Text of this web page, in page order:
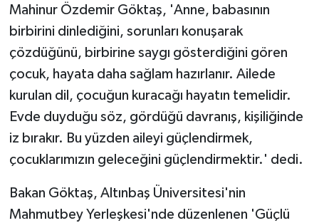
Mahinur Özdemir Göktaş, 'Anne, babasının
birbirini dinlediğini, sorunları konuşarak
çözdüğünü, birbirine saygı gösterdiğini gören
çocuk, hayata daha sağlam hazırlanır. Ailede
kurulan dil, çocuğun kuracağı hayatın temelidir.
Evde duyduğu söz, gördüğü davranış, kişiliğinde
iz bırakır. Bu yüzden aileyi güçlendirmek,
çocuklarımızın geleceğini güçlendirmektir.' dedi.
Bakan Göktaş, Altınbaş Üniversitesi'nin
Mahmutbey Yerleşkesi'nde düzenlenen 'Güçlü